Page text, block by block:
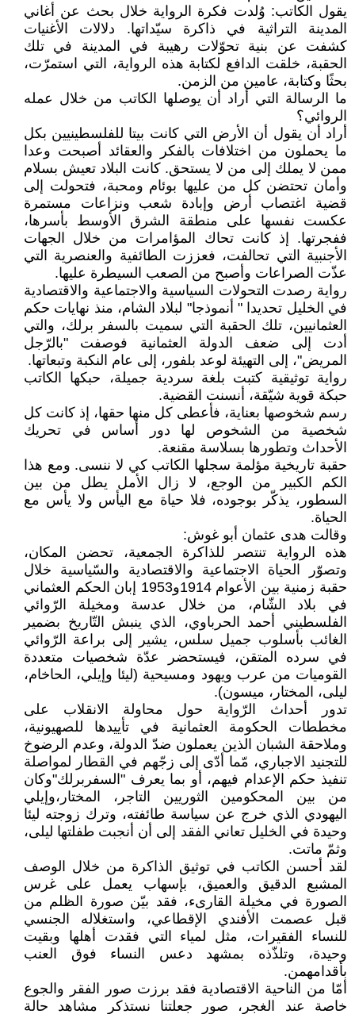
يقول الكاتب: وُلدت فكرة الرواية خلال بحث عن أغاني
المدينة التراثية في ذاكرة سيّداتها. دلالات الأغنيات
كشفت عن بنية تحوّلات رهيبة في المدينة في تلك
الحقبة، خلقت الدافع لكتابة هذه الرواية، التي استمرّت،
بحثًا وكتابة، عامين من الزمن.
ما الرسالة التي أراد أن يوصلها الكاتب من خلال عمله
الروائي؟
أراد أن يقول أن الأرض التي كانت بيتا للفلسطينيين بكل
ما يحملون من اختلافات بالفكر والعقائد أصبحت وعدا
ممن لا يملك إلى من لا يستحق. كانت البلاد تعيش بسلام
وأمان تحتضن كل من عليها بوئام ومحبة، فتحولت إلى
قضية اغتصاب أرض وإبادة شعب ونزاعات مستمرة
عكست نفسها على منطقة الشرق الأوسط بأسرها،
ففجرتها. إذ كانت تحاك المؤامرات من خلال الجهات
الأجنبية التي تحالفت، فعززت الطائفية والعنصرية التي
عذّت الصراعات وأصبح من الصعب السيطرة عليها.
رواية رصدت التحولات السياسية والاجتماعية والاقتصادية
في الخليل تحديدا " أنموذجا" لبلاد الشام، منذ نهايات حكم
العثمانيين، تلك الحقبة التي سميت بالسفر برلك، والتي
أدت إلى ضعف الدولة العثمانية فوصفت "بالرّجل
المريض"، إلى التهيئة لوعد بلفور، إلى عام النكبة وتبعاتها.
رواية توثيقية كتبت بلغة سردية جميلة، حبكها الكاتب
حبكة قوية شيّقة، أنسنت القضية.
رسم شخوصها بعناية، فأعطى كل منها حقها، إذ كانت كل
شخصية من الشخوص لها دور أساس في تحريك
الأحداث وتطورها بسلاسة مقنعة.
حقبة تاريخية مؤلمة سجلها الكاتب كي لا ننسى. ومع هذا
الكم الكبير من الوجع، لا زال الأمل يطل من بين
السطور، يذكّر بوجوده، فلا حياة مع اليأس ولا يأس مع
الحياة.
وقالت هدى عثمان أبو غوش:
هذه الرواية تنتصر للذاكرة الجمعية، تحضن المكان،
وتصوّر الحياة الاجتماعية والاقتصادية والسّياسية خلال
حقبة زمنية بين الأعوام 1914و1953 إبان الحكم العثماني
في بلاد الشّام، من خلال عدسة ومخيلة الرّوائي
الفلسطيني أحمد الحرباوي، الذي ينبش التّاريخ بضمير
الغائب بأسلوب جميل سلس، يشير إلى براعة الرّوائي
في سرده المتقن، فيستحضر عدّة شخصيات متعددة
القوميات من عرب ويهود ومسيحية (ليئا وإيلي، الحاخام،
ليلى، المختار، ميسون).
تدور أحداث الرّواية حول محاولة الانقلاب على
مخططات الحكومة العثمانية في تأييدها للصهيونية،
وملاحقة الشبان الذين يعملون ضدّ الدولة، وعدم الرضوخ
للتجنيد الاجباري، مّما أدّى إلى زجّهم في القطار لمواصلة
تنفيذ حكم الإعدام فيهم، أو بما يعرف "السفربرلك"وكان
من بين المحكومين الثوريين التاجر، المختار،وإيلي
اليهودي الذي خرج عن سياسة طائفته، وترك زوجته ليئا
وحيدة في الخليل تعاني الفقد إلى أن أنجبت طفلتها ليلى،
وثمّ ماتت.
لقد أحسن الكاتب في توثيق الذاكرة من خلال الوصف
المشبع الدقيق والعميق، بإسهاب يعمل على غرس
الصورة في مخيلة القارىء، فقد بيّن صورة الظلم من
قبل عصمت الأفندي الإقطاعي، واستغلاله الجنسي
للنساء الفقيرات، مثل لمياء التي فقدت أهلها وبقيت
وحيدة، وتلذّذه بمشهد دعس النساء فوق العنب
بأقدامهمن.
أمّا من الناحية الاقتصادية فقد برزت صور الفقر والجوع
خاصة عند الغجر، صور جعلتنا نستذكر مشاهد حالة